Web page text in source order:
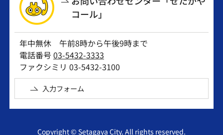
コール」
年中無休 午前8時から午後9時まで
電話番号03-5432-3333
ファクシミリ 03-5432-3100
入力フォーム
Copyright © Setagaya City. All rights reserved.